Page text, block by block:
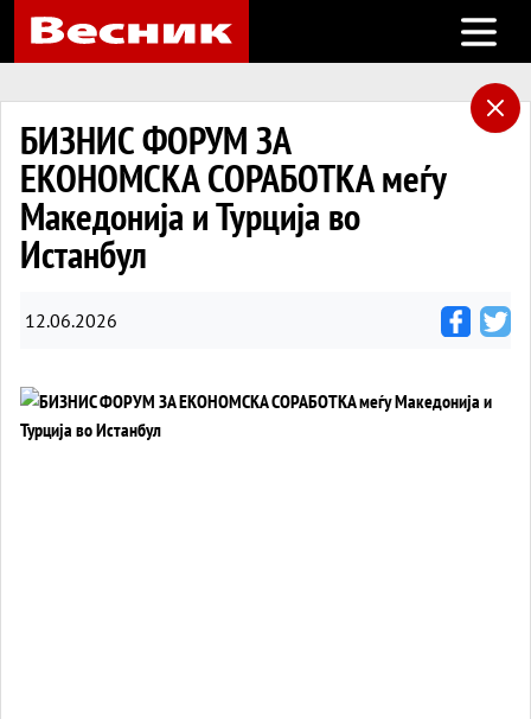
Open
БИЗНИС ФОРУМ ЗА
ЕКОНОМСКА СОРАБОТКА меѓу
Македонија и Турција во
Истанбул
12.06.2026